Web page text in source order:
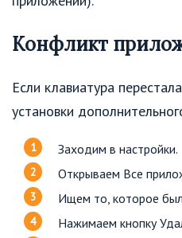
Конфликт
Если клавиатура
установки
Заходим в настройки.
Открываем Все
Ищем то, которое
Нажимаем кнопку